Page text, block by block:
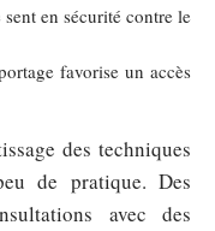
sent en sécurité contre le
favorise un accès
des techniques
de pratique. Des
avec des